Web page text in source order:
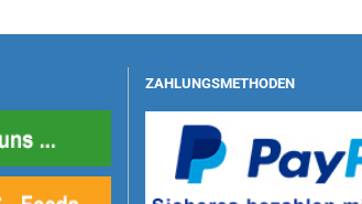
ZAHLUNGSMETHODEN